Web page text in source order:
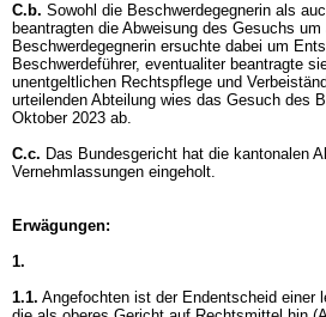
C.b. Sowohl die Beschwerdegegnerin als
beantragten die Abweisung des Gesuchs
Beschwerdegegnerin ersuchte dabei um
Beschwerdeführer, eventualiter beantragte
unentgeltlichen Rechtspflege und
urteilenden Abteilung wies das Gesuch des
Oktober 2023 ab.
C.c. Das Bundesgericht hat die kantonalen
Vernehmlassungen eingeholt.
Erwägungen:
1.
1.1. Angefochten ist der Endentscheid einer